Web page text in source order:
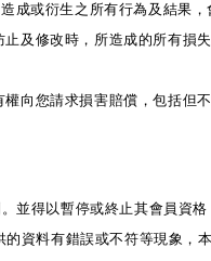
或衍生之所有行為及結果，
及修改時，所造成的所有損失
向您請求損害賠償，包括但
得以暫停或終止其會員資
資料有錯誤或不符等現象，